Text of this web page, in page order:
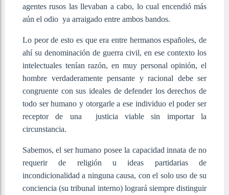
agentes rusos las llevaban a cabo, lo cual encendió más
aún el odio ya arraigado entre ambos bandos.
Lo peor de esto es que era entre hermanos españoles, de
ahí su denominación de guerra civil, en ese contexto los
intelectuales tenían razón, en muy personal opinión, el
hombre verdaderamente pensante y racional debe ser
congruente con sus ideales de defender los derechos de
todo ser humano y otorgarle a ese individuo el poder ser
receptor de una justicia viable sin importar la
circunstancia.
Sabemos, el ser humano posee la capacidad innata de no
requerir de religión u ideas partidarias de
incondicionalidad a ninguna causa, con el solo uso de su
conciencia (su tribunal interno) logrará siempre distinguir